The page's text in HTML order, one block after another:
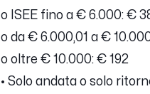
o ISEE fino a € 6.000: €
o da € 6.000,01 a €
o oltre € 10.000: € 192
• Solo andata o solo